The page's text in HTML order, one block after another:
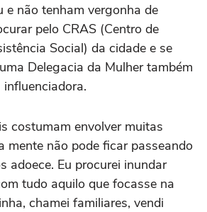
e não tenham vergonha de
pelo CRAS (Centro de
Social) da cidade e se
Delegacia da Mulher também
costumam envolver muitas
mente não pode ficar passeando
adoece. Eu procurei inundar
tudo aquilo que focasse na
chamei familiares, vendi